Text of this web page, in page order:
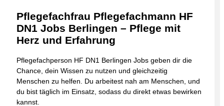
Pflegefachfrau Pflegefachmann HF
DN1 Jobs Berlingen – Pflege mit
Herz und Erfahrung
Pflegefachperson HF DN1 Berlingen Jobs geben dir die
Chance, dein Wissen zu nutzen und gleichzeitig
Menschen zu helfen. Du arbeitest nah am Menschen, und
du bist täglich im Einsatz, sodass du direkt etwas bewirken
kannst.